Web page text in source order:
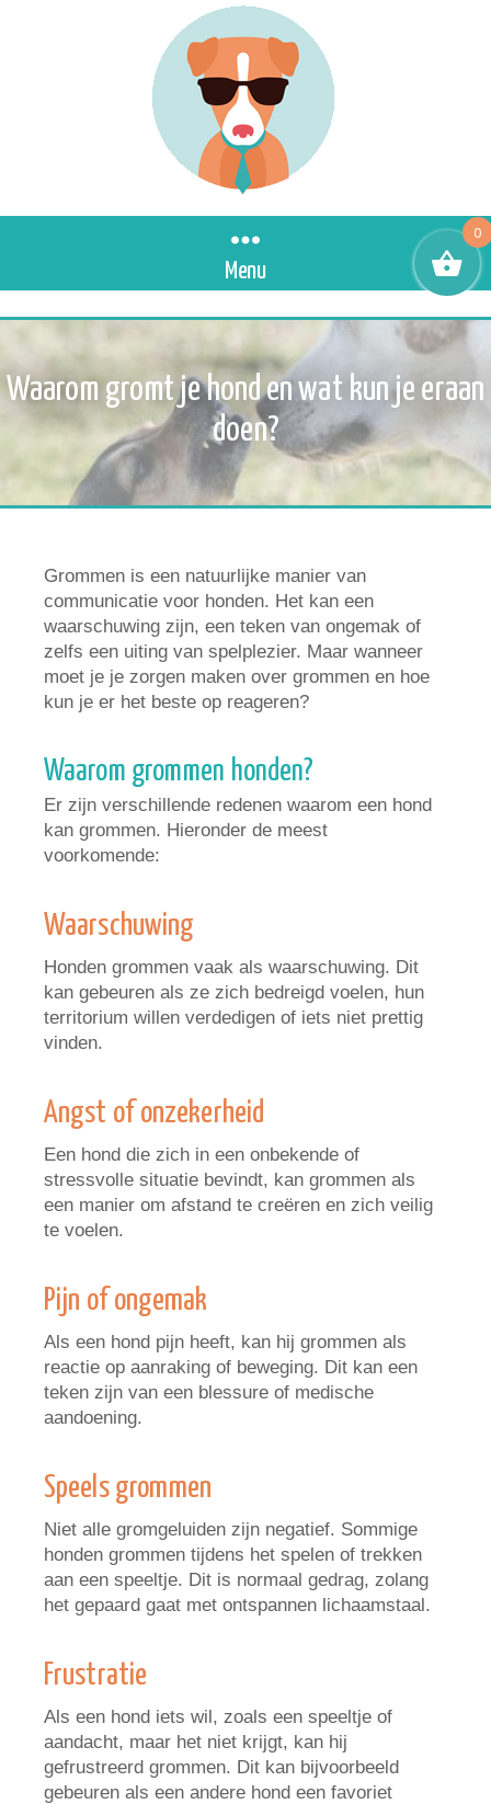
Menu
Waarom gromt je hond en wat kun je eraan
doen?
Grommen is een natuurlijke manier van
communicatie voor honden. Het kan een
waarschuwing zijn, een teken van ongemak of
zelfs een uiting van spelplezier. Maar wanneer
moet je je zorgen maken over grommen en hoe
kun je er het beste op reageren?
Waarom grommen honden?
Er zijn verschillende redenen waarom een hond
kan grommen. Hieronder de meest
voorkomende:
Waarschuwing
Honden grommen vaak als waarschuwing. Dit
kan gebeuren als ze zich bedreigd voelen, hun
territorium willen verdedigen of iets niet prettig
vinden.
Angst of onzekerheid
Een hond die zich in een onbekende of
stressvolle situatie bevindt, kan grommen als
een manier om afstand te creëren en zich veilig
te voelen.
Pijn of ongemak
Als een hond pijn heeft, kan hij grommen als
reactie op aanraking of beweging. Dit kan een
teken zijn van een blessure of medische
aandoening.
Speels grommen
Niet alle gromgeluiden zijn negatief. Sommige
honden grommen tijdens het spelen of trekken
aan een speeltje. Dit is normaal gedrag, zolang
het gepaard gaat met ontspannen lichaamstaal.
Frustratie
Als een hond iets wil, zoals een speeltje of
aandacht, maar het niet krijgt, kan hij
gefrustreerd grommen. Dit kan bijvoorbeeld
gebeuren als een andere hond een favoriet
0